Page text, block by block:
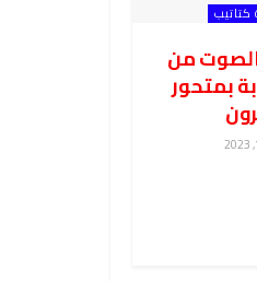
كتاتيب
الصوت من
بمتحور